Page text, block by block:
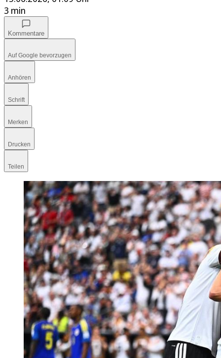
3 min
Kommentare
Auf Google bevorzugen
Anhören
Schrift
Merken
Drucken
Teilen